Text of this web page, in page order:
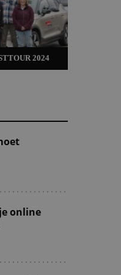
2024
online